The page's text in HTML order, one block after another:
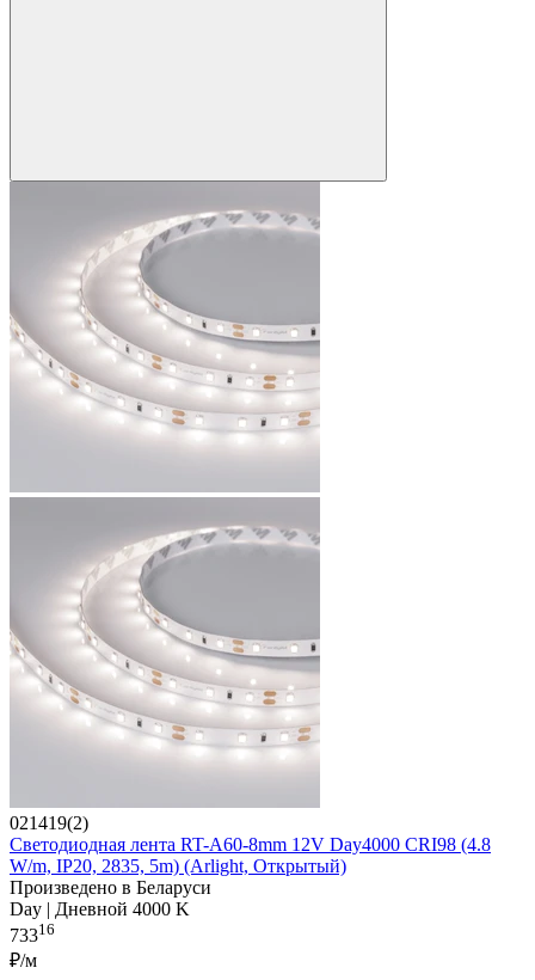
021419(2)
Светодиодная лента RT-A60-8mm 12V Day4000 CRI98 (4.8
W/m, IP20, 2835, 5m) (Arlight, Открытый)
Произведено в Беларуси
Day | Дневной 4000 K
73316
₽/м